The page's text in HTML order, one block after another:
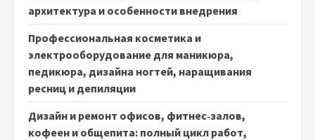
архитектура и особенности внедрения
Профессиональная косметика и
электрооборудование для маникюра,
педикюра, дизайна ногтей, наращивания
ресниц и депиляции
Дизайн и ремонт офисов, фитнес‑залов,
кофеен и общепита: полный цикл работ,